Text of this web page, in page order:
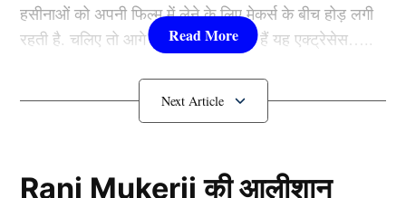
यह भी पढ़ें : ‘कुछ पता तो होता नहीं……’ केएल राहुल ने खोली
टीम मालिकों की पोल, दिखाया आईपीएल का काला चेहरा
वीमेंस T20 WC 2024 के लिए Team
हसीनाओं को अपनी फिल्म में लेने के लिए मेकर्स के बीच होड़ लगी
रहती है. चलिए तो आगे जानते हैं कौन-कौन हैं यह एक्ट्रेसेस…..
कौन हैंBollywood की यह हसीनाएं?
Padukone)
Rani Mukerji की आलीशान